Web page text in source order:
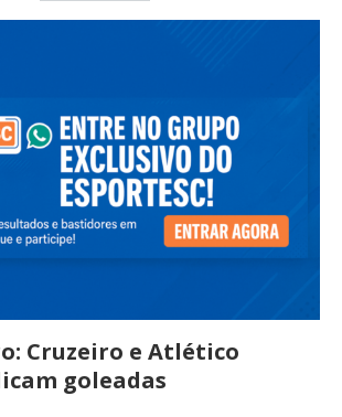
Cruzeiro e Atlético
goleadas